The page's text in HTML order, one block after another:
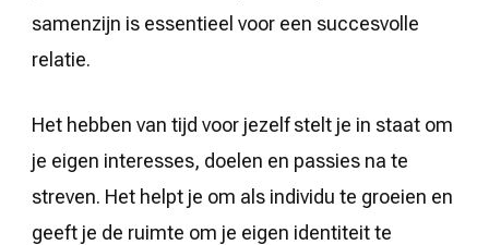
samenzijn is essentieel voor een succesvolle
relatie.
Het hebben van tijd voor jezelf stelt je in staat om
je eigen interesses, doelen en passies na te
streven. Het helpt je om als individu te groeien en
geeft je de ruimte om je eigen identiteit te